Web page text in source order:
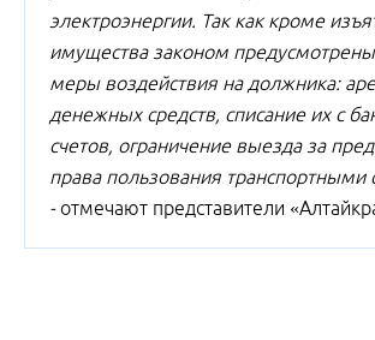
электроэнергии. Так как кроме
имущества законом
меры воздействия на должника:
денежных средств, списание их с
счетов, ограничение выезда за
права пользования транспортными
-отмечают представители